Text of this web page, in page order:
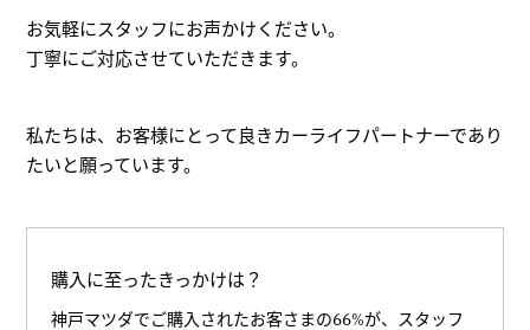
お気軽にスタッフにお声かけください。
丁寧にご対応させていただきます。
私たちは、お客様にとって良きカーライフパートナーであり
たいと願っています。
購入に至ったきっかけは？
神戸マツダでご購入されたお客さまの66%が、スタッフ